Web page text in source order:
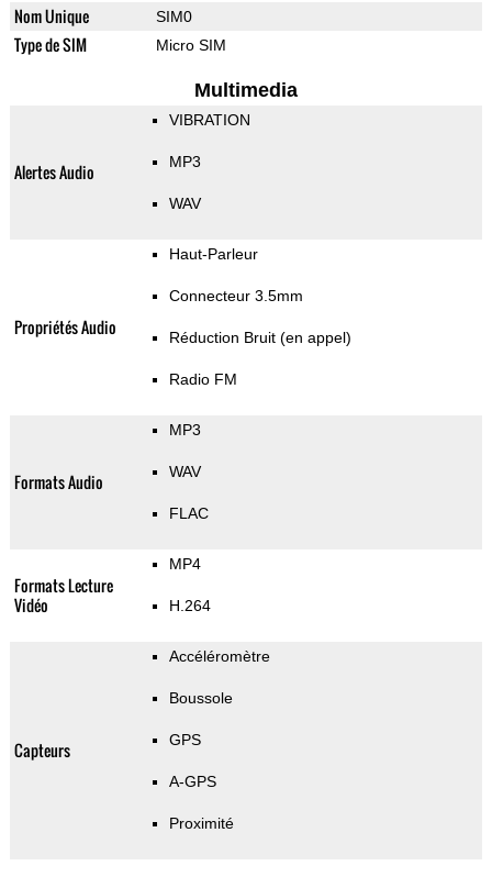
Nom Unique SIM0
Type de SIM Micro SIM
Multimedia
Alertes Audio
VIBRATION
MP3
WAV
Propriétés Audio
Haut-Parleur
Connecteur 3.5mm
Réduction Bruit (en appel)
Radio FM
Formats Audio
MP3
WAV
FLAC
Formats Lecture
Vidéo
MP4
H.264
Capteurs
Accéléromètre
Boussole
GPS
A-GPS
Proximité